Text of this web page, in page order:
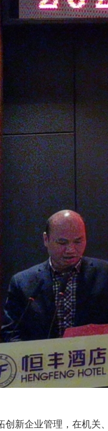
企业管理，在机关